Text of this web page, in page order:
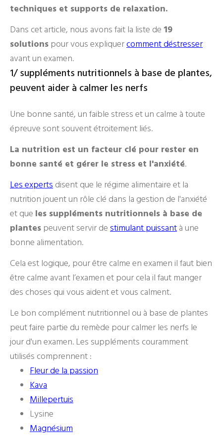
techniques et supports de relaxation.
Dans cet article, nous avons fait la liste de 19
solutionspour vous expliquercomment déstresser
avant un examen.
1/ suppléments nutritionnels à base de plantes,
peuvent aider à calmer les nerfs
Une bonne santé, un faible stress et un calme à toute
épreuve sont souvent étroitement liés.
La nutrition est un facteur clé pour rester en
bonne santé et gérer le stress et l'anxiété.
Les expertsdisent que le régime alimentaire et la
nutrition jouent un rôle clé dans la gestion de l'anxiété
et que les suppléments nutritionnels à base de
plantespeuvent servir destimulant puissantà une
bonne alimentation.
Cela est logique, pour être calme en examen il faut bien
être calme avant l’examen et pour cela il faut manger
des choses qui vous aident et vous calment.
Le bon complément nutritionnel ou à base de plantes
peut faire partie du remède pour calmer les nerfs le
jour d'un examen. Les suppléments couramment
utilisés comprennent :
Fleur de la passion
Kava
Millepertuis
Lysine
Magnésium